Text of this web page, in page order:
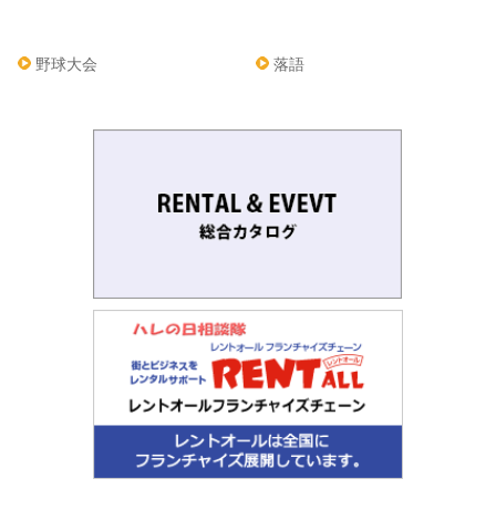
野球大会 落語